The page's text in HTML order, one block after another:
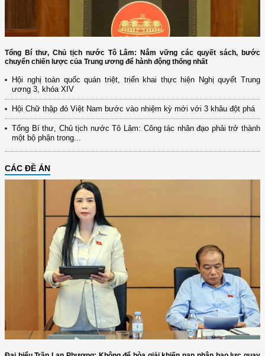
Tổng Bí thư, Chủ tịch nước Tô Lâm: Nắm vững các quyết sách, bước
chuyển chiến lược của Trung ương để hành động thống nhất
Hội nghị toàn quốc quán triệt, triển khai thực hiện Nghị quyết Trung
ương 3, khóa XIV
Hội Chữ thập đỏ Việt Nam bước vào nhiệm kỳ mới với 3 khâu đột phá
Tổng Bí thư, Chủ tịch nước Tô Lâm: Công tác nhân đạo phải trở thành
một bộ phận trong...
CÁC ĐỀ ÁN